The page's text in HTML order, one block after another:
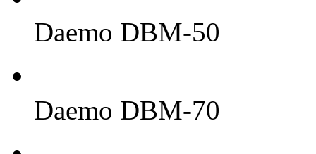
Daemo DBM-50
Daemo DBM-70